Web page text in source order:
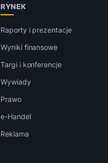
RYNEK
Raporty i prezentacje
Wyniki finansowe
Targi i konferencje
Wywiady
Prawo
e-Handel
Reklama